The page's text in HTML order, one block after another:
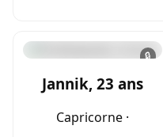
🔒
Jannik, 23 ans
Capricorne ·